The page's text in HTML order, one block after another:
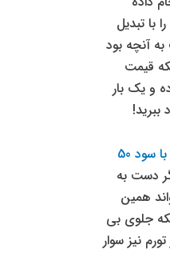
با تبدیل
آنچه بود
قیمت
و یک بار
سرمایه گذاری با سود 50
دست به
همین
جلوی بی
نیز سوار